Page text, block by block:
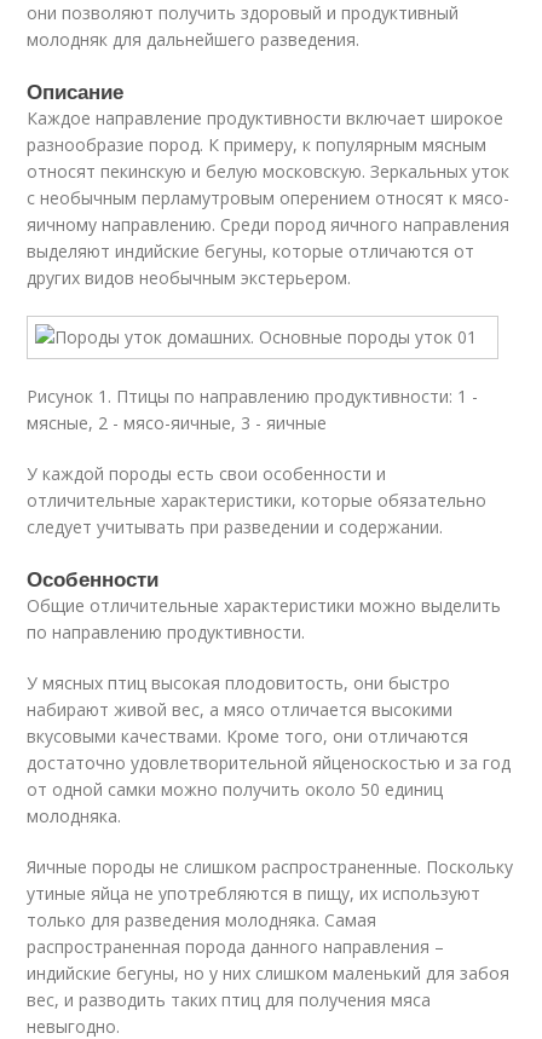
они позволяют получить здоровый и продуктивный
молодняк для дальнейшего разведения.
Описание
Каждое направление продуктивности включает широкое
разнообразие пород. К примеру, к популярным мясным
относят пекинскую и белую московскую. Зеркальных уток
с необычным перламутровым оперением относят к мясо-
яичному направлению. Среди пород яичного направления
выделяют индийские бегуны, которые отличаются от
других видов необычным экстерьером.
Рисунок 1. Птицы по направлению продуктивности: 1 -
мясные, 2 - мясо-яичные, 3 - яичные
У каждой породы есть свои особенности и
отличительные характеристики, которые обязательно
следует учитывать при разведении и содержании.
Особенности
Общие отличительные характеристики можно выделить
по направлению продуктивности.
У мясных птиц высокая плодовитость, они быстро
набирают живой вес, а мясо отличается высокими
вкусовыми качествами. Кроме того, они отличаются
достаточно удовлетворительной яйценоскостью и за год
от одной самки можно получить около 50 единиц
молодняка.
Яичные породы не слишком распространенные. Поскольку
утиные яйца не употребляются в пищу, их используют
только для разведения молодняка. Самая
распространенная порода данного направления –
индийские бегуны, но у них слишком маленький для забоя
вес, и разводить таких птиц для получения мяса
невыгодно.